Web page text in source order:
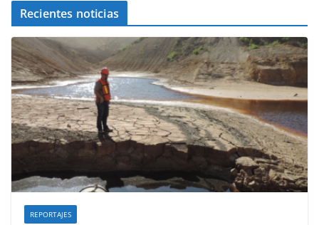
Recientes noticias
REPORTAJES